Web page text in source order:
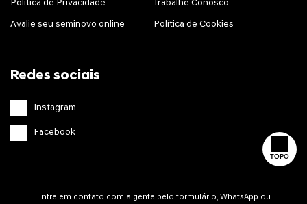
TOPO
Política de Privacidade Trabalhe Conosco
Avalie seu seminovo online Política de Cookies
Redes sociais
Instagram
Facebook
Entre em contato com a gente pelo formulário, WhatsApp ou